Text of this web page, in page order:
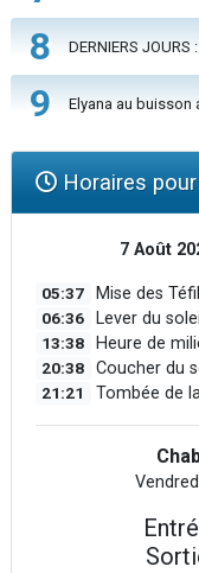
8
DERNIERS
9 Elyana au buisson
Horaires
7 Août
05:37 Mise des
06:36 Lever du soleil
13:38 Heure de
20:38 Coucher du
21:21 Tombée de